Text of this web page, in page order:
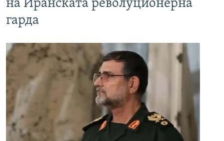
на Иранската револуционерна
гарда